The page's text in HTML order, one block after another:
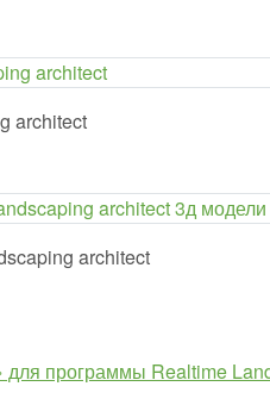
architect
architect
для программы Realtime